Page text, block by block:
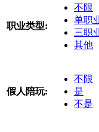
职业类型:
不限
单职
三职
其他
假人陪玩:
不限
是
不是